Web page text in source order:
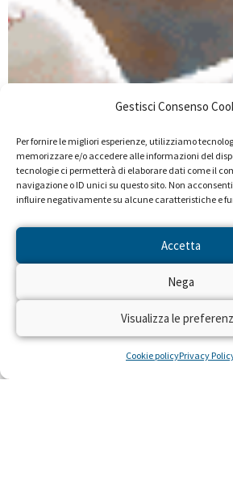
Gestisci Consenso
Per fornire le migliori esperienze, utilizziamo
memorizzare e/o accedere alle informazioni del
tecnologie ci permetterà di elaborare dati come il
navigazione o ID unici su questo sito. Non
influire negativamente su alcune caratteristiche e
Accetta
Nega
Visualizza le
Cookie policyPrivacy